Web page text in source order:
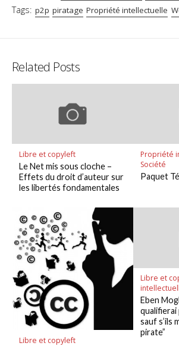
Tags: p2p piratage Propriété intellectuelle
Related Posts
Libre et copyleft
Le Net mis sous cloche –
Effets du droit d’auteur sur
les libertés fondamentales
Propriété
Société
Paquet
Libre et copyleft
Libre et
Eben
qualifierai
sauf s’ils
pirate”